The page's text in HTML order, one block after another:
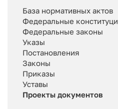
База нормативных актов
Федеральные
Федеральные законы
Указы
Постановления
Законы
Приказы
Уставы
Проекты документов